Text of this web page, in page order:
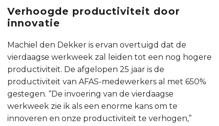
Verhoogde productiviteit door
innovatie
Machiel den Dekker is ervan overtuigd dat de
vierdaagse werkweek zal leiden tot een nog hogere
productiviteit. De afgelopen 25 jaar is de
productiviteit van AFAS-medewerkers al met 650%
gestegen. “De invoering van de vierdaagse
werkweek zie ik als een enorme kans om te
innoveren en onze productiviteit te verhogen,”